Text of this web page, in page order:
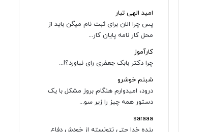
امید الهی تبار
پس چرا الان برای ثبت نام میگن باید از
محل کار نامه پایان کار...
کارآموز
چرا دکتر بابک جعفری رای نیاورد؟!...
شبنم خوشرو
درود، امیدوارم هنگام بروز مشکل با یک
دستور همه چیز را زیر سو...
saraaa
بنده خدا حتی نتونسته از خودش دفاع